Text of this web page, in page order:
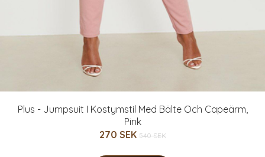
Plus - Jumpsuit I Kostymstil Med Bälte Och Capeärm,
Pink
270 SEK 540 SEK